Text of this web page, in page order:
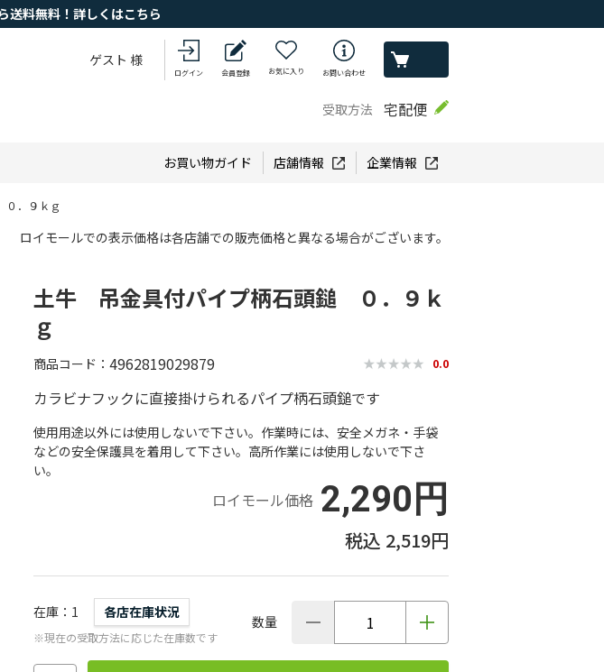
送料無料！詳しくはこちら
ゲスト 様
ログイン 会員登録 お気に入り お問い合わせ
受取方法 宅配便
お買い物ガイド 店舗情報 企業情報
．９ｋｇ
ロイモールでの表示価格は各店舗での販売価格と異なる場合がございます。
土牛 吊金具付パイプ柄石頭鎚 ０．９ｋ
ｇ
商品コード 4962819029879 0.0
カラビナフックに直接掛けられるパイプ柄石頭鎚です
使用用途以外には使用しないで下さい。作業時には、安全メガネ・手袋
などの安全保護具を着用して下さい。高所作業には使用しないで下さ
い。
ロイモール価格 2,290円
2,519円
在庫 1 各店在庫状況
※現在の受取方法に応じた在庫数です
数量